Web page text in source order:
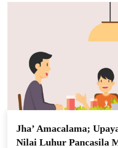
Jha’ Amacalama;
Nilai Luhur Pancasila